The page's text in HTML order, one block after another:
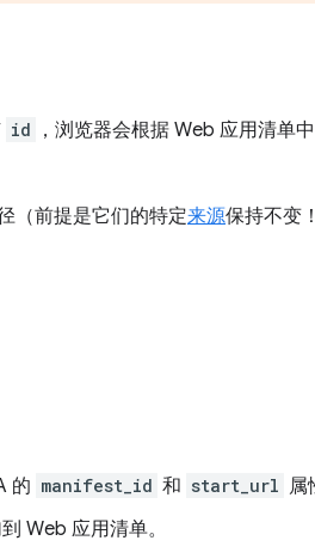
id ，浏览器会根据 Web 应用清单
（前提是它们的特定来源保持不变
的 manifest_id 和 start_url 属
Web 应用清单。